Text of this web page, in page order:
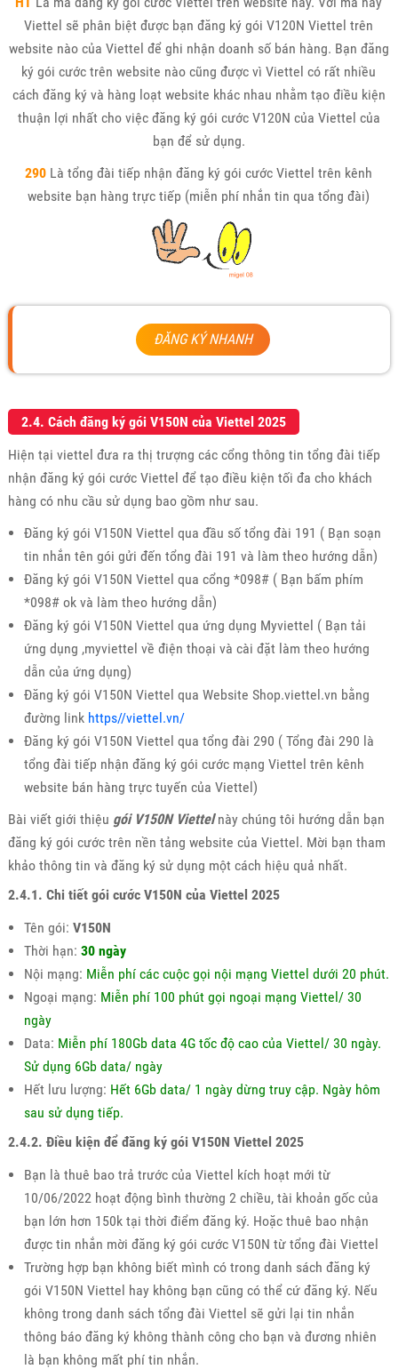
Viettel sẽ phân biệt được bạn đăng ký gói V120N Viettel trên
website nào của Viettel để ghi nhận doanh số bán hàng. Bạn đăng
ký gói cước trên website nào cũng được vì Viettel có rất nhiều
cách đăng ký và hàng loạt website khác nhau nhằm tạo điều kiện
thuận lợi nhất cho việc đăng ký gói cước V120N của Viettel của
bạn để sử dụng.
290 Là tổng đài tiếp nhận đăng ký gói cước Viettel trên kênh
website bạn hàng trực tiếp (miễn phí nhắn tin qua tổng đài)
ĐĂNG KÝ NHANH
2.4. Cách đăng ký gói V150N của Viettel 2025
Hiện tại viettel đưa ra thị trượng các cổng thông tin tổng đài tiếp
nhận đăng ký gói cước Viettel để tạo điều kiện tối đa cho khách
hàng có nhu cầu sử dụng bao gồm như sau.
Đăng ký gói V150N Viettel qua đầu số tổng đài 191 ( Bạn soạn
tin nhắn tên gói gửi đến tổng đài 191 và làm theo hướng dẫn)
Đăng ký gói V150N Viettel qua cổng *098# ( Bạn bấm phím
*098# ok và làm theo hướng dẫn)
Đăng ký gói V150N Viettel qua ứng dụng Myviettel ( Bạn tải
ứng dụng ,myviettel về điện thoại và cài đặt làm theo hướng
dẫn của ứng dụng)
Đăng ký gói V150N Viettel qua Website Shop.viettel.vn bằng
đường link https//viettel.vn/
Đăng ký gói V150N Viettel qua tổng đài 290 ( Tổng đài 290 là
tổng đài tiếp nhận đăng ký gói cước mạng Viettel trên kênh
website bán hàng trực tuyến của Viettel)
Bài viết giới thiệu gói V150N Viettelnày chúng tôi hướng dẫn bạn
đăng ký gói cước trên nền tảng website của Viettel. Mời bạn tham
khảo thông tin và đăng ký sử dụng một cách hiệu quả nhất.
2.4.1. Chi tiết gói cước V150N của Viettel 2025
Tên gói: V150N
Thời hạn: 30 ngày
Nội mạng: Miễn phí các cuộc gọi nội mạng Viettel dưới 20 phút.
Ngoại mạng: Miễn phí 100 phút gọi ngoại mạng Viettel/ 30
ngày
Data: Miễn phí 180Gb data 4G tốc độ cao của Viettel/ 30 ngày.
Sử dụng 6Gb data/ ngày
Hết lưu lượng: Hết 6Gb data/ 1 ngày dừng truy cập. Ngày hôm
sau sử dụng tiếp.
2.4.2. Điều kiện để đăng ký gói V150N Viettel 2025
Bạn là thuê bao trả trước của Viettel kích hoạt mới từ
10/06/2022 hoạt động bình thường 2 chiều, tài khoản gốc của
bạn lớn hơn 150k tại thời điểm đăng ký. Hoặc thuê bao nhận
được tin nhắn mời đăng ký gói cước V150N từ tổng đài Viettel
Trường hợp bạn không biết mình có trong danh sách đăng ký
gói V150N Viettel hay không bạn cũng có thể cứ đăng ký. Nếu
không trong danh sách tổng đài Viettel sẽ gửi lại tin nhắn
thông báo đăng ký không thành công cho bạn và đương nhiên
là bạn không mất phí tin nhắn.